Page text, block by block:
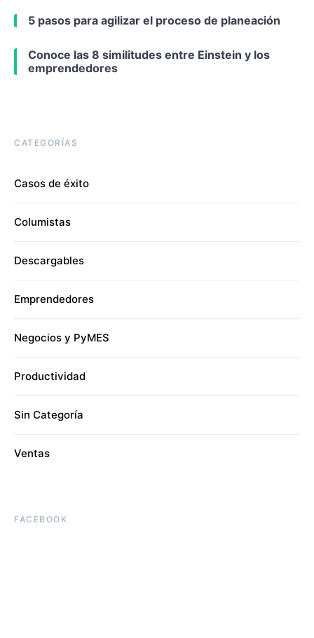
5 pasos para agilizar el proceso de planeación
Conoce las 8 similitudes entre Einstein y los
emprendedores
CATEGORÍAS
Casos de éxito
Columistas
Descargables
Emprendedores
Negocios y PyMES
Productividad
Sin Categoría
Ventas
FACEBOOK